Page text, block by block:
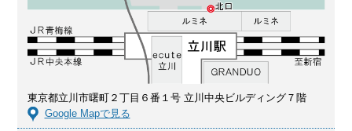
東京都立川市曙町２丁目６番１号 立川中央ビルディング７階
Google Mapで見る